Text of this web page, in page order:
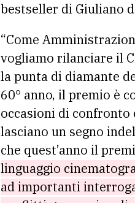
bestseller di Giuliano
“Come
vogliamo rilanciare il
la punta di diamante
60° anno, il premio è
occasioni di confronto
lasciano un segno
che quest’anno il
linguaggio
ad importanti